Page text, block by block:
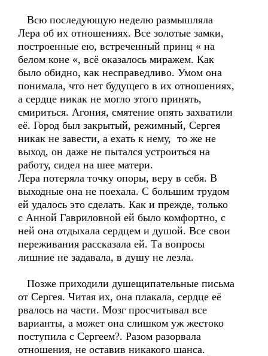
Всю последующую неделю размышляла
Лера об их отношениях. Все золотые замки,
построенные ею, встреченный принц « на
белом коне «, всё оказалось миражем. Как
было обидно, как несправедливо. Умом она
понимала, что нет будущего в их отношениях,
а сердце никак не могло этого принять,
смириться. Агония, смятение опять захватили
её. Город был закрытый, режимный, Сергея
никак не завести, а ехать к нему, то же не
выход, он даже не пытался устроиться на
работу, сидел на шее матери.
Лера потеряла точку опоры, веру в себя. В
выходные она не поехала. С большим трудом
ей удалось это сделать. Как и прежде, только
с Анной Гавриловной ей было комфортно, с
ней она отдыхала сердцем и душой. Все свои
переживания рассказала ей. Та вопросы
лишние не задавала, в душу не лезла.
Позже приходили душещипательные письма
от Сергея. Читая их, она плакала, сердце её
рвалось на части. Мозг просчитывал все
варианты, а может она слишком уж жестоко
поступила с Сергеем?. Разом разорвала
отношения, не оставив никакого шанса.